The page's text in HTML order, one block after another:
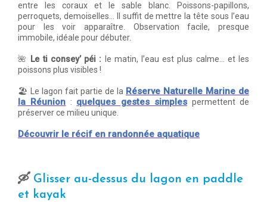
entre les coraux et le sable blanc. Poissons-papillons,
perroquets, demoiselles… Il suffit de mettre la tête sous l’eau
pour les voir apparaître. Observation facile, presque
immobile, idéale pour débuter.
🌺 Le ti consey’ péi : le matin, l’eau est plus calme… et les
poissons plus visibles !
🏖️ Le lagon fait partie de la Réserve Naturelle Marine de
la Réunion : quelques gestes simples permettent de
préserver ce milieu unique.
Découvrir le récif en randonnée aquatique
🛶 Glisser au-dessus du lagon en paddle
et kayak